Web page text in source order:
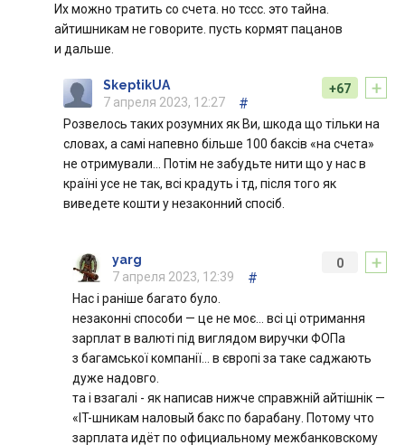
Их можно тратить со счета. но тссс. это тайна.
айтишникам не говорите. пусть кормят пацанов
и дальше.
+
+67
SkeptikUA
7 апреля 2023, 12:27
#
Розвелось таких розумних як Ви, шкода що тільки на
словах, а самі напевно більше 100 баксів «на счета»
не отримували… Потім не забудьте нити що у нас в
країні усе не так, всі крадуть і тд, після того як
виведете кошти у незаконний спосіб.
+
0
yarg
7 апреля 2023, 12:39
#
Нас і раніше багато було.
незаконні способи — це не моє… всі ці отримання
зарплат в валюті під виглядом виручки ФОПа
з багамської компанії… в європі за таке саджають
дуже надовго.
та і взагалі - як написав нижче справжній айтішнік —
«IT-шникам наловый бакс по барабану. Потому что
зарплата идёт по официальному межбанковскому